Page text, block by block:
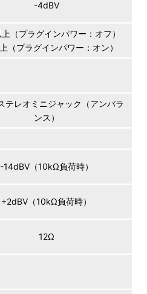
-4dBV
（プラグインパワー：オフ）
（プラグインパワー：オン）
テレオミニジャック（アンバラ
ンス）
-14dBV（10kΩ負荷時）
+2dBV（10kΩ負荷時）
12Ω